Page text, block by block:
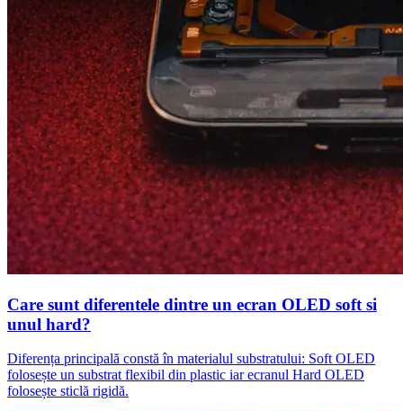
Care sunt diferentele dintre un ecran OLED soft si
unul hard?
Diferența principală constă în materialul substratului: Soft OLED
folosește un substrat flexibil din plastic iar ecranul Hard OLED
folosește sticlă rigidă.